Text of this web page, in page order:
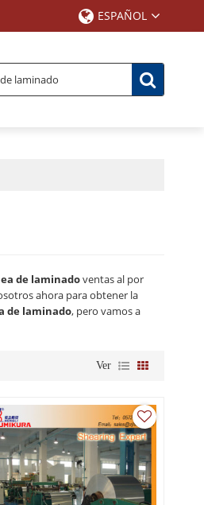
ESPAÑOL
de laminadoventas al por
ahora para obtener la
de laminado, pero vamos a
Ver